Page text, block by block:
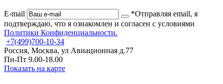
E-mail
*Отправляя email, я
подтверждаю, что я ознакомлен и согласен с условиями
Политики Конфиденциальности.
+7(499)700-10-34
Россия, Москва, ул Авиационная д.77
Пн-Пт 9.00-18.00
Показать на карте